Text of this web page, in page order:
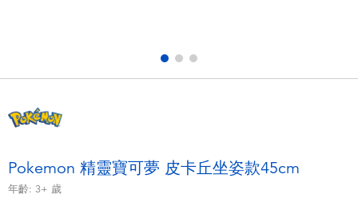
派對用品
NERF熱火
Pokemon 精靈寶可夢 皮卡丘坐姿款45cm
年齡: 3+ 歲